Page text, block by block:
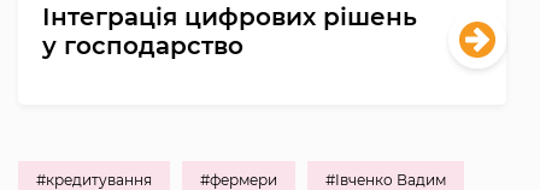
Інтеграція цифрових рішень
у господарство
#кредитування #фермери #Івченко Вадим